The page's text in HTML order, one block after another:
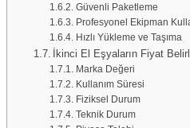
Güvenli Paketleme
Profesyonel Ekipman
Hızlı Yükleme ve Taşıma
İkinci El Eşyaların Fiyat
Marka Değeri
Kullanım Süresi
Fiziksel Durum
Teknik Durum